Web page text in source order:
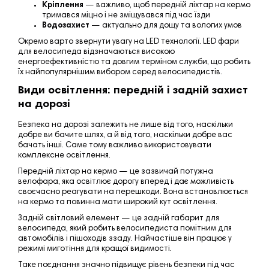
Кріплення — важливо, щоб передній ліхтар на кермо
тримався міцно і не зміщувався під час їзди
Водозахист — актуально для дощу та вологих умов
Окремо варто звернути увагу на LED технології. LED фари
для велосипеда відзначаються високою
енергоефективністю та довгим терміном служби, що робить
їх найпопулярнішим вибором серед велосипедистів.
Види освітлення: передній і задній захист
на дорозі
Безпека на дорозі залежить не лише від того, наскільки
добре ви бачите шлях, а й від того, наскільки добре вас
бачать інші. Саме тому важливо використовувати
комплексне освітлення.
Передній ліхтар на кермо — це зазвичай потужна
велофара, яка освітлює дорогу вперед і дає можливість
своєчасно реагувати на перешкоди. Вона встановлюється
на кермо та повинна мати широкий кут освітлення.
Задній світловий елемент — це задній габарит для
велосипеда, який робить велосипедиста помітним для
автомобілів і пішоходів ззаду. Найчастіше він працює у
режимі миготіння для кращої видимості.
Таке поєднання значно підвищує рівень безпеки під час